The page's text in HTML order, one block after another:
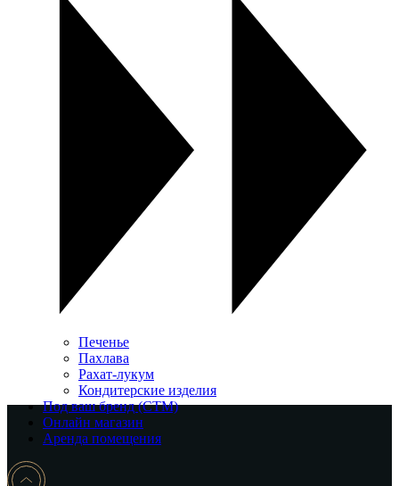
Печенье
Пахлава
Рахат-лукум
Кондитерские изделия
Под ваш бренд (CTM)
Онлайн магазин
Аренда помещения